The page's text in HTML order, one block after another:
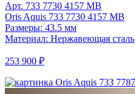
Арт. 733 7730 4157 MB
Oris Aquis 733 7730 4157 MB
Размеры: 43.5 мм
Материал: Нержавеющая сталь
253 900 ₽